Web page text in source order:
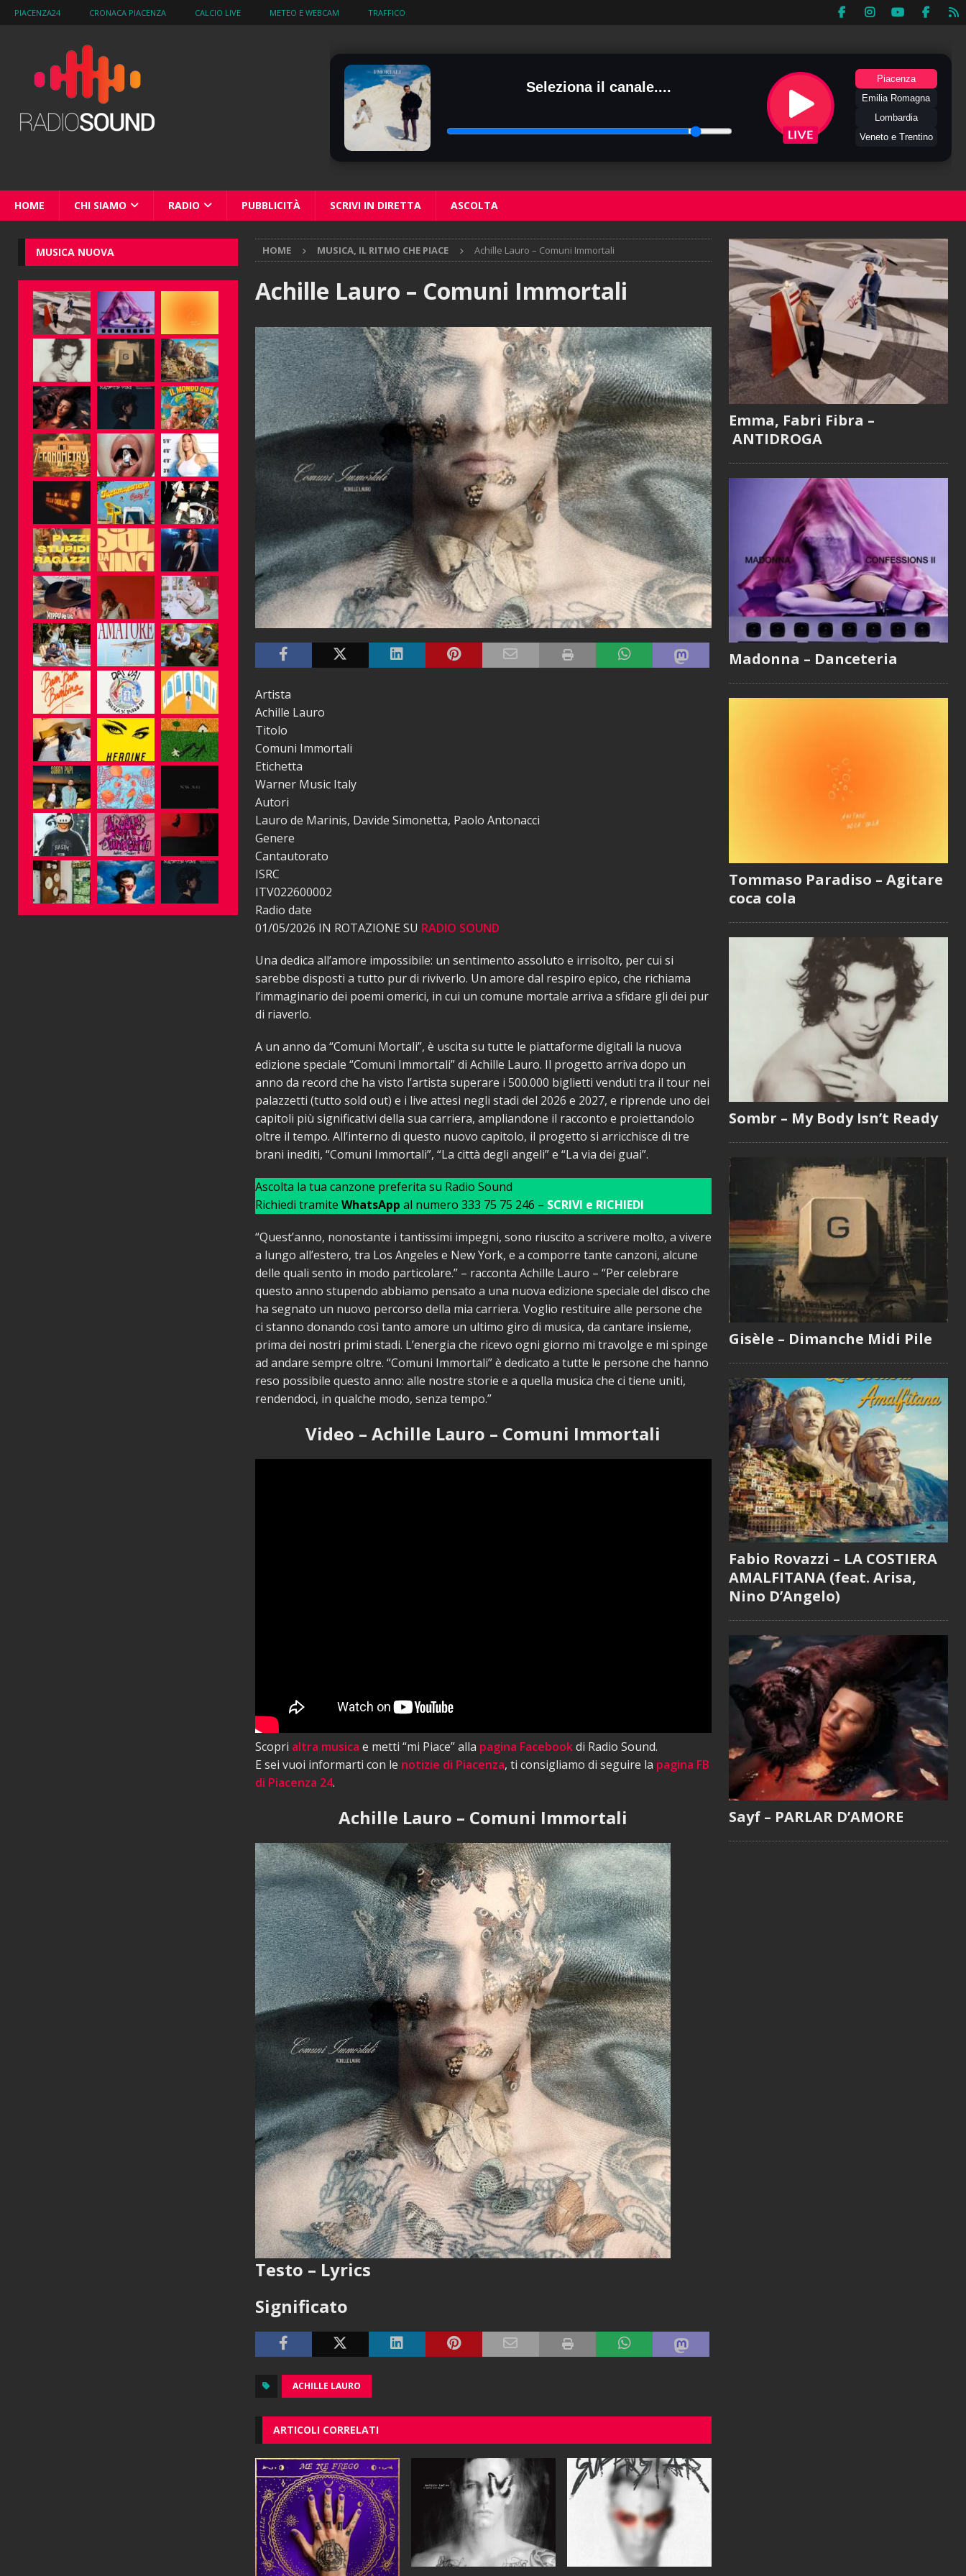
PIACENZA24 CRONACA PIACENZA CALCIO LIVE METEO E WEBCAM TRAFFICO
Seleziona il canale....
Piacenza
Emilia Romagna
Lombardia
Veneto e Trentino
HOME CHI SIAMO RADIO PUBBLICITÀ SCRIVI IN DIRETTA ASCOLTA
HOME MUSICA, IL RITMO CHE PIACE Achille Lauro – Comuni Immortali
Achille Lauro – Comuni Immortali
Artista
Achille Lauro
Titolo
Comuni Immortali
Etichetta
Warner Music Italy
Autori
Lauro de Marinis, Davide Simonetta, Paolo Antonacci
Genere
Cantautorato
ISRC
ITV022600002
Radio date
01/05/2026 IN ROTAZIONE SU RADIO SOUND
Una dedica all’amore impossibile: un sentimento assoluto e irrisolto, per cui si
sarebbe disposti a tutto pur di riviverlo. Un amore dal respiro epico, che richiama
l’immaginario dei poemi omerici, in cui un comune mortale arriva a sfidare gli dei pur
di riaverlo.
A un anno da “Comuni Mortali”, è uscita su tutte le piattaforme digitali la nuova
edizione speciale “Comuni Immortali” di Achille Lauro. Il progetto arriva dopo un
anno da record che ha visto l’artista superare i 500.000 biglietti venduti tra il tour nei
palazzetti (tutto sold out) e i live attesi negli stadi del 2026 e 2027, e riprende uno dei
capitoli più significativi della sua carriera, ampliandone il racconto e proiettandolo
oltre il tempo. All’interno di questo nuovo capitolo, il progetto si arricchisce di tre
brani inediti, “Comuni Immortali”, “La città degli angeli” e “La via dei guai”.
Ascolta la tua canzone preferita su Radio Sound
Richiedi tramite WhatsApp al numero 333 75 75 246 – SCRIVI e RICHIEDI
“Quest’anno, nonostante i tantissimi impegni, sono riuscito a scrivere molto, a vivere
a lungo all’estero, tra Los Angeles e New York, e a comporre tante canzoni, alcune
delle quali sento in modo particolare.” – racconta Achille Lauro – “Per celebrare
questo anno stupendo abbiamo pensato a una nuova edizione speciale del disco che
ha segnato un nuovo percorso della mia carriera. Voglio restituire alle persone che
ci stanno donando così tanto amore un ultimo giro di musica, da cantare insieme,
prima dei nostri primi stadi. L’energia che ricevo ogni giorno mi travolge e mi spinge
ad andare sempre oltre. “Comuni Immortali” è dedicato a tutte le persone che hanno
reso possibile questo anno: alle nostre storie e a quella musica che ci tiene uniti,
rendendoci, in qualche modo, senza tempo.”
Video – Achille Lauro – Comuni Immortali
Scopri altra musica e metti “mi Piace” alla pagina Facebookdi Radio Sound.
E sei vuoi informarti con le notizie di Piacenza, ti consigliamo di seguire la pagina FB
di Piacenza 24.
Achille Lauro – Comuni Immortali
Testo – Lyrics
Significato
ACHILLE LAURO
ARTICOLI CORRELATI
MUSICA NUOVA
Emma, Fabri Fibra –
ANTIDROGA
Madonna – Danceteria
Tommaso Paradiso – Agitare
coca cola
Sombr – My Body Isn’t Ready
Gisèle – Dimanche Midi Pile
Fabio Rovazzi – LA COSTIERA
AMALFITANA (feat. Arisa,
Nino D’Angelo)
Sayf – PARLAR D’AMORE